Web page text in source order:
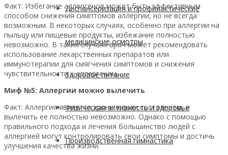
Диспансеризация и профилактические
медицинские осмотры
Здоровое питание
Физическая активность и здоровье
Производственная гимнастика
Факт: Избегание аллергенов может быть эффективным
способом снижения симптомов аллергии, но не всегда
возможным. В некоторых случаях, особенно при аллергии на
пыльцу или пищевые продукты, избежание полностью
невозможно. В таких случаях врач может рекомендовать
использование лекарственных препаратов или
иммунотерапии для смягчения симптомов и снижения
чувствительности к аллергенам.
Миф №5: Аллергии можно вылечить
Факт: Аллергия является хроническим состоянием, и
вылечить ее полностью невозможно. Однако с помощью
правильного подхода и лечения большинство людей с
аллергией могут контролировать свои симптомы и достичь
улучшения качества жизни.